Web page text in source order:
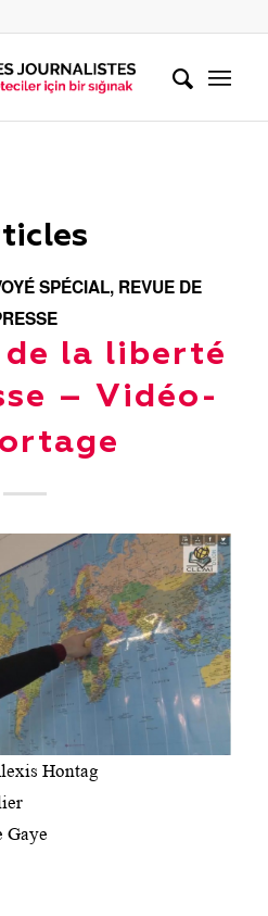
SPÉCIAL, REVUE DE
de la liberté
– Vidéo-
Hontag
Gaye